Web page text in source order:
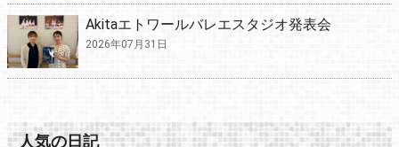
Akitaエトワールバレエスタジオ発表会
2026年07月31日
人気の日記